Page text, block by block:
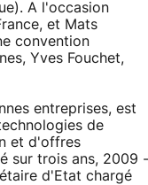
A l'occasion
et Mats
convention
Yves Fouchet,
entreprises, est
de
et d'offres
sur trois ans, 2009 -
d'Etat chargé